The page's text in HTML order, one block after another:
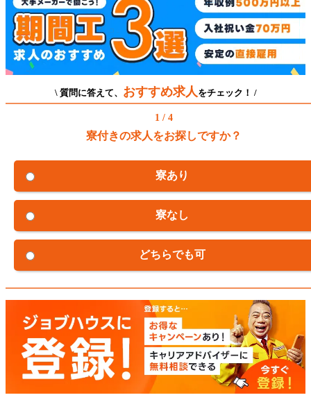
\ 質問に答えて、 おすすめ求人 をチェック！ /
1 / 4
寮付きの求人をお探しですか？
寮あり
寮なし
どちらでも可